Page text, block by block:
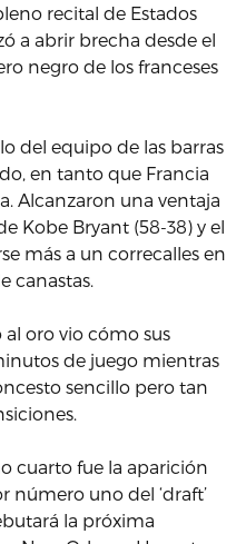
recital de Estados
a abrir brecha desde el
negro de los franceses
del equipo de las barras
en tanto que Francia
Alcanzaron una ventaja
Kobe Bryant (58-38) y el
más a un correcalles en
canastas.
al oro vio cómo sus
de juego mientras
sencillo pero tan
cuarto fue la aparición
número uno del ‘draft’
la próxima